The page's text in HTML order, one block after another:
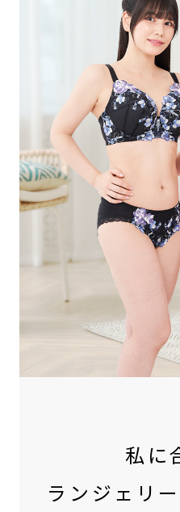
私に
ランジェリ